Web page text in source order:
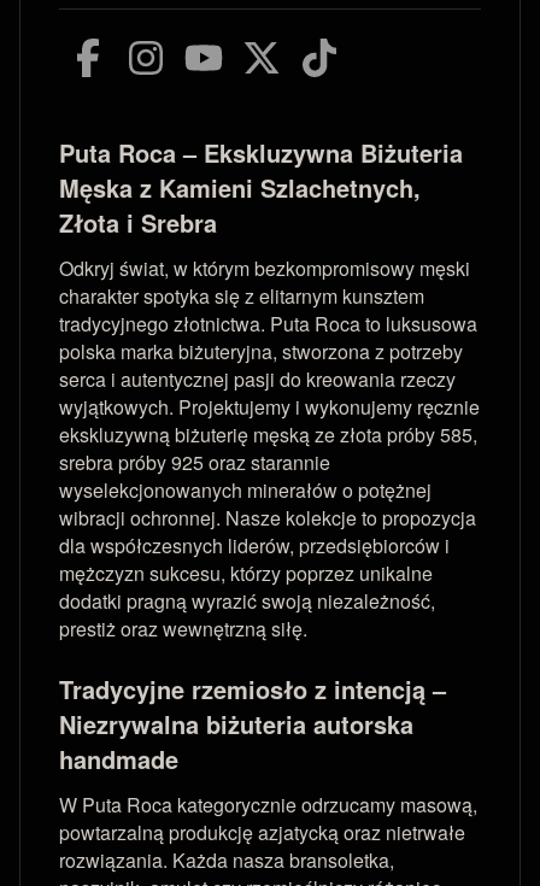
Puta Roca – Ekskluzywna Biżuteria
Męska z Kamieni Szlachetnych,
Złota i Srebra
Odkryj świat, w którym bezkompromisowy męski
charakter spotyka się z elitarnym kunsztem
tradycyjnego złotnictwa. Puta Roca to luksusowa
polska marka biżuteryjna, stworzona z potrzeby
serca i autentycznej pasji do kreowania rzeczy
wyjątkowych. Projektujemy i wykonujemy ręcznie
ekskluzywną biżuterię męską ze złota próby 585,
srebra próby 925 oraz starannie
wyselekcjonowanych minerałów o potężnej
wibracji ochronnej. Nasze kolekcje to propozycja
dla współczesnych liderów, przedsiębiorców i
mężczyzn sukcesu, którzy poprzez unikalne
dodatki pragną wyrazić swoją niezależność,
prestiż oraz wewnętrzną siłę.
Tradycyjne rzemiosło z intencją –
Niezrywalna biżuteria autorska
handmade
W Puta Roca kategorycznie odrzucamy masową,
powtarzalną produkcję azjatycką oraz nietrwałe
rozwiązania. Każda nasza bransoletka,